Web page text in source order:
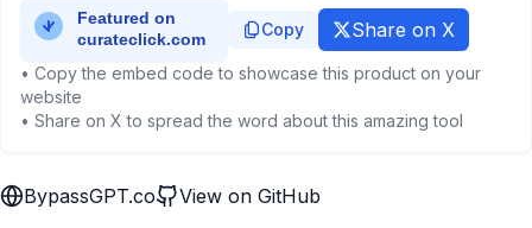
Copy Share on X
• Copy the embed code to showcase this product on your
website
• Share on X to spread the word about this amazing tool
BypassGPT.co View on GitHub